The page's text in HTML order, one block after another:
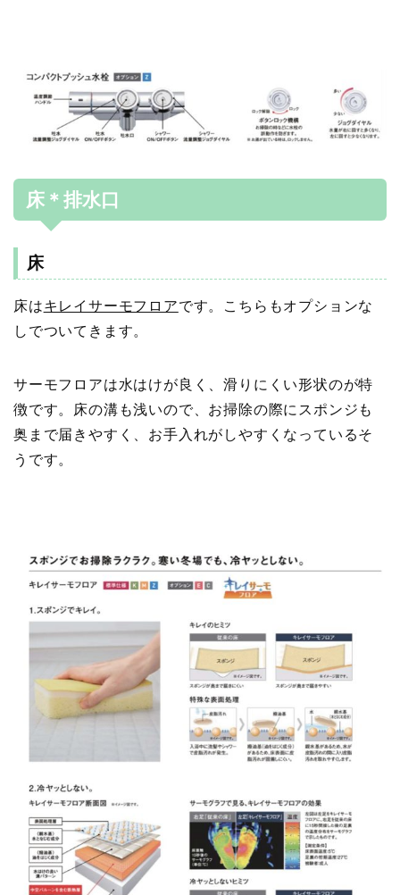
床＊排水口
床
床はキレイサーモフロアです。こちらもオプションな
しでついてきます。
サーモフロアは水はけが良く、滑りにくい形状のが特
徴です。
床の溝も浅いので、お掃除の際にスポンジも
奥まで届きやすく、お手入れがしやすくなっているそ
うです。